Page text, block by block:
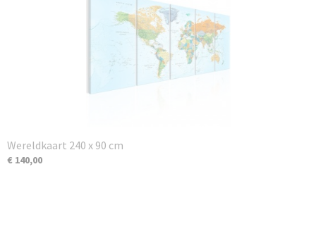
Wereldkaart 240 x 90 cm
€ 140,00